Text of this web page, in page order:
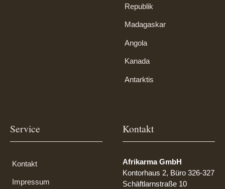
Republik
Madagaskar
Angola
Kanada
Antarktis
Service
Kontakt
Impressum
Kontakt
Afrikarma GmbH
Kontorhaus 2, Büro 326-327
Schäftlarnstraße 10